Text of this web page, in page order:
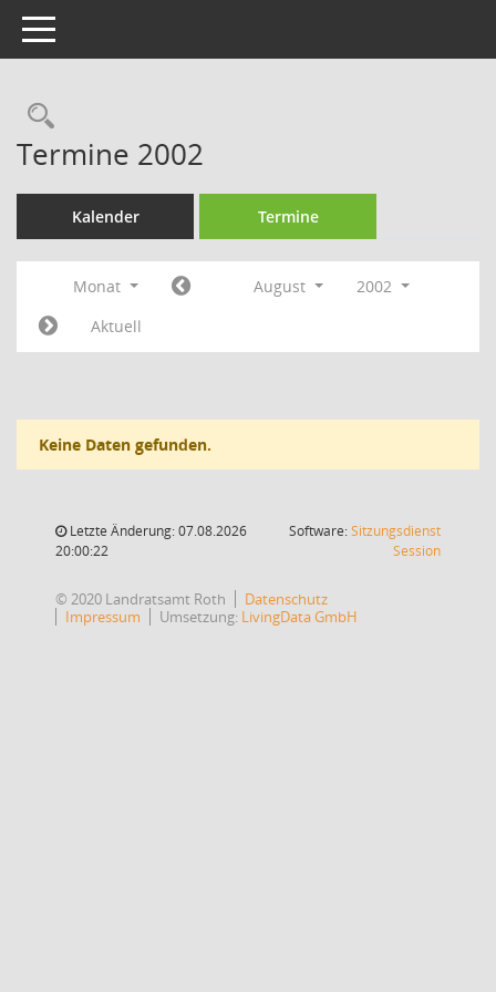
Toggle navigation
Rechercheauswahl
Termine 2002
Kalender Termine
Monat August
2002
Aktuell
Keine Daten gefunden.
Letzte Änderung: 07.08.2026
20:00:22
Software:Sitzungsdienst
Session(Wird in
© 2020 Landratsamt Roth
Datenschutz
Impressum
Umsetzung: LivingData GmbH